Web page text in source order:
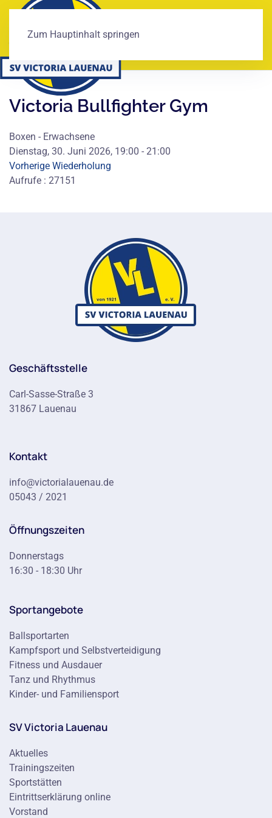
Zum Hauptinhalt springen
Victoria Bullfighter Gym
Boxen - Erwachsene
Dienstag, 30. Juni 2026, 19:00 - 21:00
Vorherige Wiederholung
Aufrufe : 27151
Geschäftsstelle
Carl-Sasse-Straße 3
31867 Lauenau
Kontakt
info@victorialauenau.de
05043 / 2021
Öffnungszeiten
Donnerstags
16:30 - 18:30 Uhr
Sportangebote
Ballsportarten
Kampfsport und Selbstverteidigung
Fitness und Ausdauer
Tanz und Rhythmus
Kinder- und Familiensport
SV Victoria Lauenau
Aktuelles
Trainingszeiten
Sportstätten
Eintrittserklärung online
Vorstand